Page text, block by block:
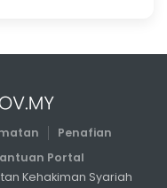
Penafian
Portal
Kehakiman Syariah